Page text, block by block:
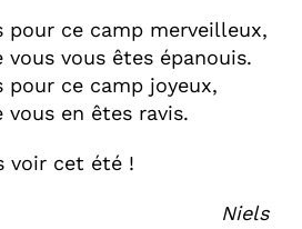
pour ce camp merveilleux,
vous vous êtes épanouis.
pour ce camp joyeux,
vous en êtes ravis.
voir cet été !
Niels